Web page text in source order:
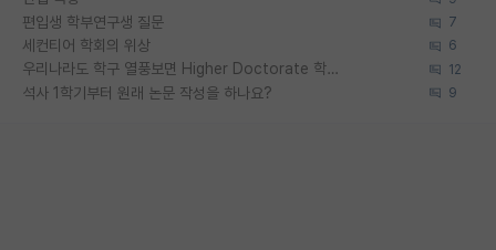
편입생 학부연구생 질문 7
세컨티어 학회의 위상 6
우리나라도 학구 열풍보면 Higher Doctorate 학위가 필요하다고 봅니다. 12
석사 1학기부터 원래 논문 작성을 하나요? 9